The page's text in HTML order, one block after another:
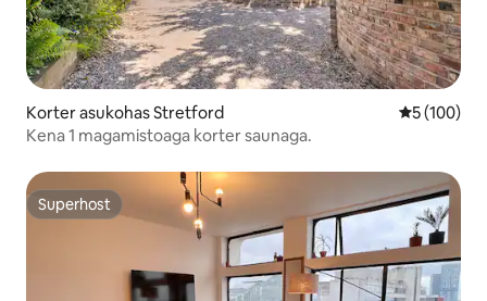
Korter asukohas Stretford Keskmine
5 (100)
Kena 1 magamistoaga korter saunaga.
Superhost
Superhost